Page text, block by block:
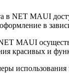
в NET MAUI
в
MAUI
красивых и
использования